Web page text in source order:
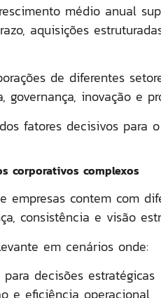
médio anual
aquisições
de diferentes
governança, inovação e
fatores decisivos para
corporativos complexos
empresas contem com
consistência e visão
em cenários onde:
decisões estratégicas
e eficiência operacional